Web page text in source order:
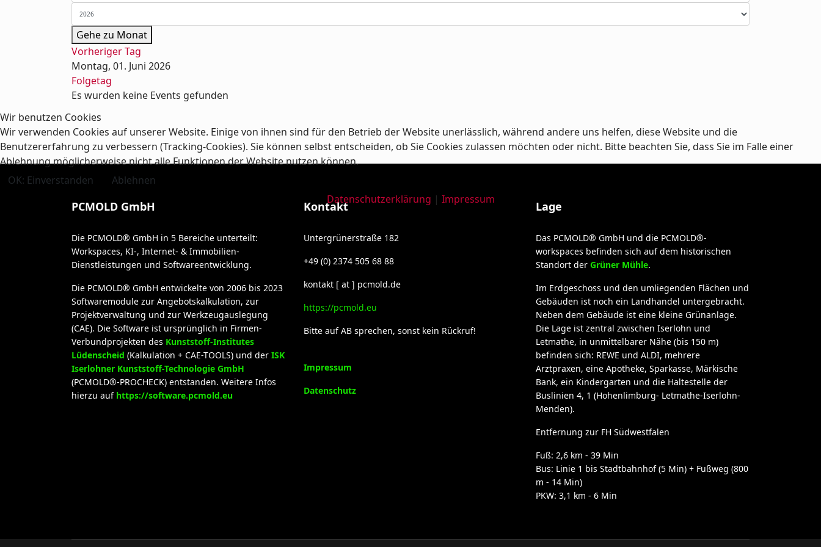
Gehe zu Monat
Vorheriger Tag
Montag, 01. Juni 2026
Folgetag
Es wurden keine Events gefunden
PCMOLD GmbH
Die PCMOLD® GmbH in 5 Bereiche unterteilt:
Workspaces, KI-, Internet- & Immobilien-
Dienstleistungen und Softwareentwicklung.
Die PCMOLD® GmbH entwickelte von 2006 bis 2023
Softwaremodule zur Angebotskalkulation, zur
Projektverwaltung und zur Werkzeugauslegung
(CAE). Die Software ist ursprünglich in Firmen-
Verbundprojekten des Kunststoff-Institutes
Lüdenscheid (Kalkulation + CAE-TOOLS) und der ISK
Iserlohner Kunststoff-Technologie GmbH
(PCMOLD®-PROCHECK) entstanden. Weitere Infos
hierzu auf https://software.pcmold.eu
Kontakt
Untergrünerstraße 182
+49 (0) 2374 505 68 88
kontakt [ at ] pcmold.de
https://pcmold.eu
Bitte auf AB sprechen, sonst kein Rückruf!
Impressum
Datenschutz
Lage
Das PCMOLD® GmbH und die PCMOLD®-
workspaces befinden sich auf dem historischen
Standort der Grüner Mühle.
Im Erdgeschoss und den umliegenden Flächen und
Gebäuden ist noch ein Landhandel untergebracht.
Neben dem Gebäude ist eine kleine Grünanlage.
Die Lage ist zentral zwischen Iserlohn und
Letmathe, in unmittelbarer Nähe (bis 150 m)
befinden sich: REWE und ALDI, mehrere
Arztpraxen, eine Apotheke, Sparkasse, Märkische
Bank, ein Kindergarten und die Haltestelle der
Buslinien 4, 1 (Hohenlimburg- Letmathe-Iserlohn-
Menden).
Entfernung zur FH Südwestfalen
Fuß: 2,6 km - 39 Min
Bus: Linie 1 bis Stadtbahnhof (5 Min) + Fußweg (800
m - 14 Min)
PKW: 3,1 km - 6 Min
Wir benutzen Cookies
Wir verwenden Cookies auf unserer Website. Einige von ihnen sind für den Betrieb der Website unerlässlich, während andere uns helfen, diese Website und die
Benutzererfahrung zu verbessern (Tracking-Cookies). Sie können selbst entscheiden, ob Sie Cookies zulassen möchten oder nicht. Bitte beachten Sie, dass Sie im Falle einer
Ablehnung möglicherweise nicht alle Funktionen der Website nutzen können.
OK: Einverstanden
Ablehnen
Datenschutzerklärung | Impressum